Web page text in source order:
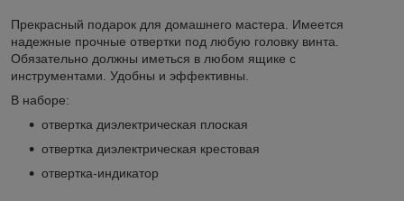
Прекрасный подарок для домашнего мастера. Имеется
надежные прочные отвертки под любую головку винта.
Обязательно должны иметься в любом ящике с
инструментами. Удобны и эффективны.
В наборе:
отвертка диэлектрическая плоская
отвертка диэлектрическая крестовая
отвертка-индикатор